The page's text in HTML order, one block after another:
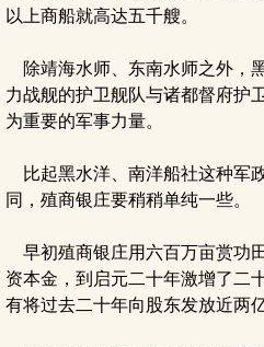
以上商船就高达五千艘。
除靖海水师、东南水师之外，
力战舰的护卫舰队与诸都督府护
为重要的军事力量。
比起黑水洋、南洋船社这种军
同，殖商银庄要稍稍单纯一些。
早初殖商银庄用六百万亩赏功
资本金，到启元二十年激增了二
有将过去二十年向股东发放近两